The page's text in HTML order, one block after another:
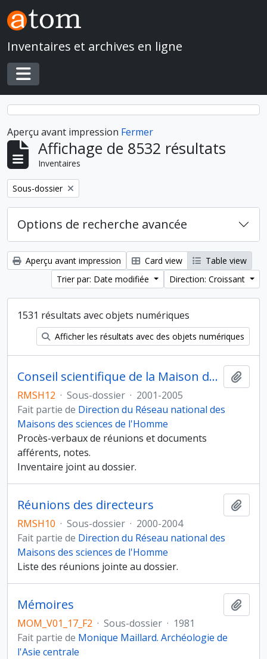
Skip to main content
Inventaires et archives en ligne
Toggle navigation
Aperçu avant impression Fermer
Affichage de 8532 résultats
Inventaires
Remove filter:
Sous-dossier
Options de recherche avancée
Aperçu avant impression Card view
Table view
Trier par: Date modifiée
Direction: Croissant
1531 résultats avec objets numériques
Afficher les résultats avec des objets numériques
Conseil scientifique de la Maison des sciences de l'homme d'Aquitaine (MSHA)
RMSH12 · Sous-dossier · 2001-2005
Fait partie de Direction du Réseau national des
Maisons des sciences de l'Homme
Procès-verbaux de réunions et documents
afférents, notes.
Inventaire joint au dossier.
Réunions des directeurs
RMSH10 · Sous-dossier · 2000-2004
Fait partie de Direction du Réseau national des
Maisons des sciences de l'Homme
Liste des réunions jointe au dossier.
Mémoires
MOM_V01_17_F2 · Sous-dossier · 1981
Fait partie de Monique Maillard. Archéologie de
l'Asie centrale